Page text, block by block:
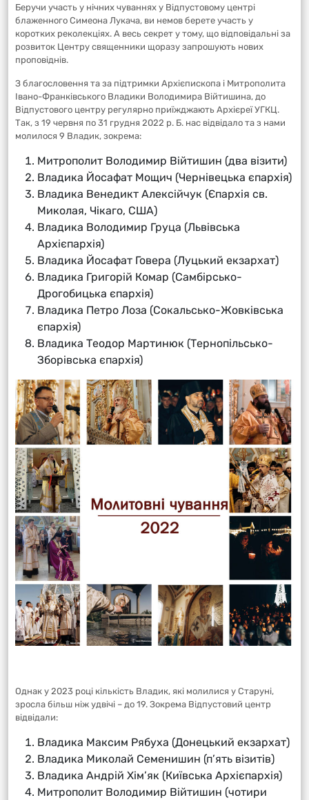
Беручи участь у нічних чуваннях у Відпустовому центрі
блаженного Симеона Лукача, ви немов берете участь у
коротких реколекціях. А весь секрет у тому, що відповідальні за
розвиток Центру священники щоразу запрошують нових
проповіднів.
З благословення та за підтримки Архієпископа і Митрополита
Івано-Франківського Владики Володимира Війтишина, до
Відпустового центру регулярно приїжджають Архієреї УГКЦ.
Так, з 19 червня по 31 грудня 2022 р. Б. нас відвідало та з нами
молилося 9 Владик, зокрема:
Митрополит Володимир Війтишин (два візити)
Владика Йосафат Мощич (Чернівецька єпархія)
Владика Венедикт Алексійчук (Єпархія св.
Миколая, Чікаго, США)
Владика Володимир Груца (Львівська
Архієпархія)
Владика Йосафат Говера (Луцький екзархат)
Владика Григорій Комар (Самбірсько-
Дрогобицька єпархія)
Владика Петро Лоза (Сокальсько-Жовківська
єпархія)
Владика Теодор Мартинюк (Тернопільсько-
Зборівська єпархія)
Однак у 2023 році кількість Владик, які молилися у Старуні,
зросла більш ніж удвічі – до 19. Зокрема Відпустовий центр
відвідали:
Владика Максим Рябуха (Донецький екзархат)
Владика Миколай Семенишин (п’ять візитів)
Владика Андрій Хім’як (Київська Архієпархія)
Митрополит Володимир Війтишин (чотири